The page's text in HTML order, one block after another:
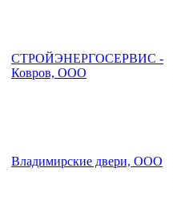
СТРОЙЭНЕРГОСЕРВИС -
Ковров, ООО
Владимирские двери, ООО